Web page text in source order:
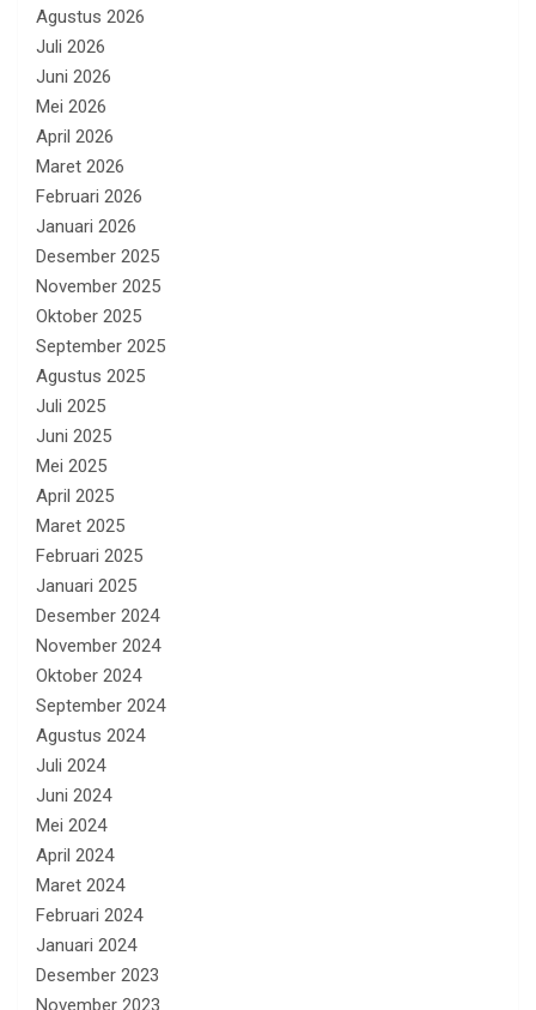
Agustus 2026
Juli 2026
Juni 2026
Mei 2026
April 2026
Maret 2026
Februari 2026
Januari 2026
Desember 2025
November 2025
Oktober 2025
September 2025
Agustus 2025
Juli 2025
Juni 2025
Mei 2025
April 2025
Maret 2025
Februari 2025
Januari 2025
Desember 2024
November 2024
Oktober 2024
September 2024
Agustus 2024
Juli 2024
Juni 2024
Mei 2024
April 2024
Maret 2024
Februari 2024
Januari 2024
Desember 2023
November 2023